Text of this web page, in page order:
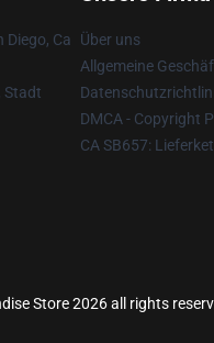
Diego, Ca
Stadt
Über uns
Allgemeine
DMCA - Copyright
CA SB657:
Store 2026 all rights